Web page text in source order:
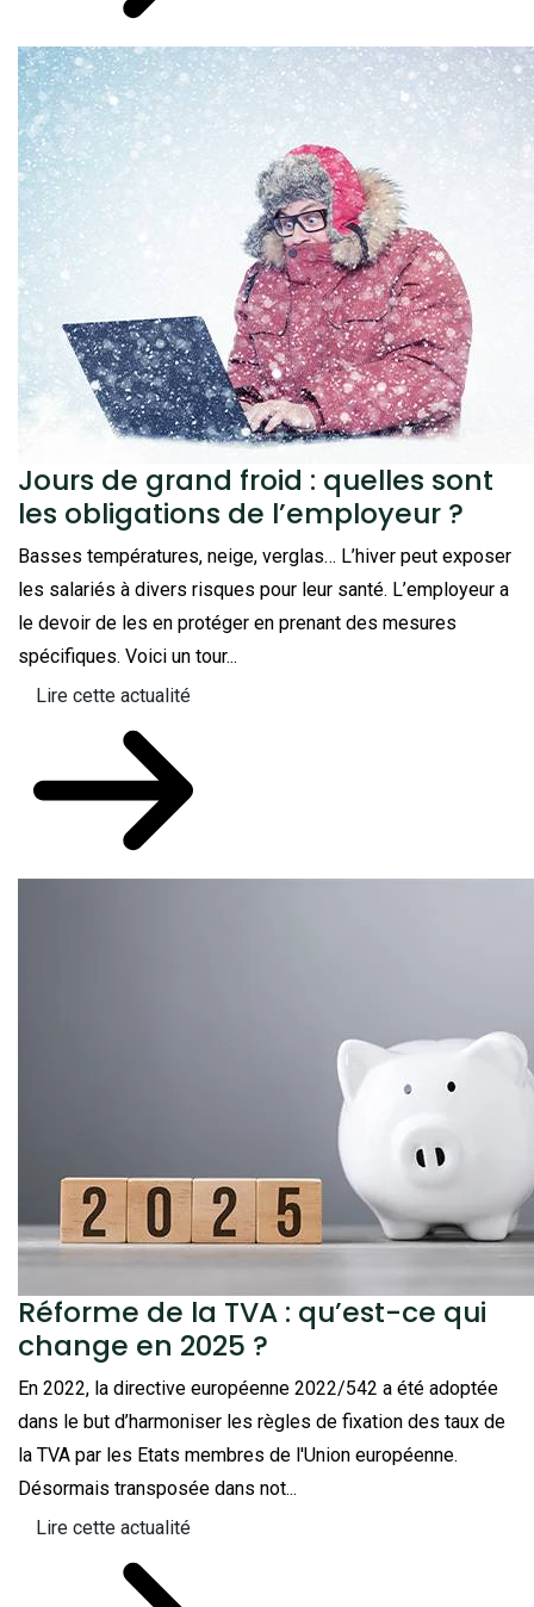
Jours de grand froid : quelles sont
les obligations de l’employeur ?
Basses températures, neige, verglas… L’hiver peut exposer
les salariés à divers risques pour leur santé. L’employeur a
le devoir de les en protéger en prenant des mesures
spécifiques. Voici un tour...
Lire cette actualité
Réforme de la TVA : qu’est-ce qui
change en 2025 ?
En 2022, la directive européenne 2022/542 a été adoptée
dans le but d’harmoniser les règles de fixation des taux de
la TVA par les Etats membres de l'Union européenne.
Désormais transposée dans not...
Lire cette actualité